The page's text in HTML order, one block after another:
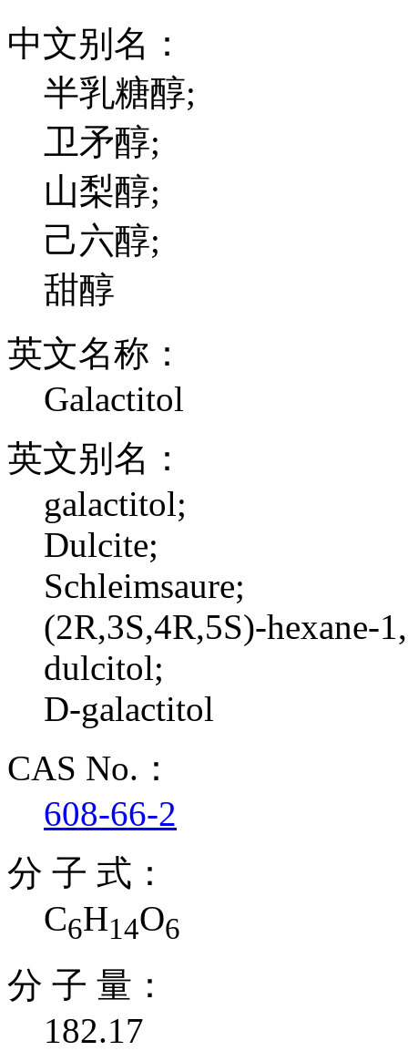
中文别名：
半乳糖醇;
卫矛醇;
山梨醇;
己六醇;
甜醇
英文名称：
Galactitol
英文别名：
galactitol;
Dulcite;
Schleimsaure;
(2R,3S,4R,5S)-hexane-
dulcitol;
D-galactitol
CAS No.：
608-66-2
分 子 式：
C6H14O6
分 子 量：
182.17